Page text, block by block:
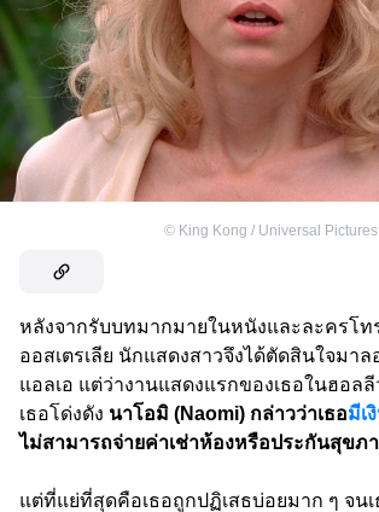
© King Kong / Universal Pictures
หลังจากรับบทมากมายในหนังและละครโท
ออสเตรเลีย นักแสดงสาวจึงได้ตัดสินใจมาล
แอลเอ แต่ว่างานแสดงแรกของเธอในฮอล
เธอโด่งดัง นาโอมิ (Naomi) กล่าวว่าเธอมีเ
ไม่สามารถจ่ายค่าเช่าห้องหรือประกันสุขภ
แต่ที่แย่ที่สุดคือเธอถูกปฏิเสธบ่อยมาก ๆ จนเ